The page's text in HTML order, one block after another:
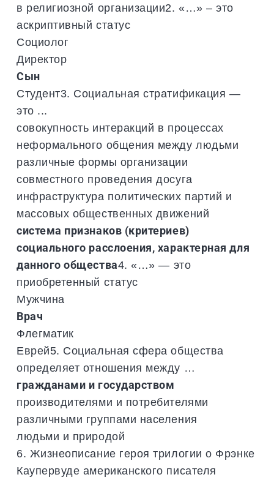
в религиозной организации2. «…» – это
аскриптивный статус
Социолог
Директор
Сын
Студент3. Социальная стратификация —
это ...
совокупность интеракций в процессах
неформального общения между людьми
различные формы организации
совместного проведения досуга
инфраструктура политических партий и
массовых общественных движений
система признаков (критериев)
социального расслоения, характерная для
данного общества4. «…» — это
приобретенный статус
Мужчина
Врач
Флегматик
Еврей5. Социальная сфера общества
определяет отношения между …
гражданами и государством
производителями и потребителями
различными группами населения
людьми и природой
6. Жизнеописание героя трилогии о Фрэнке
Каупервуде американского писателя